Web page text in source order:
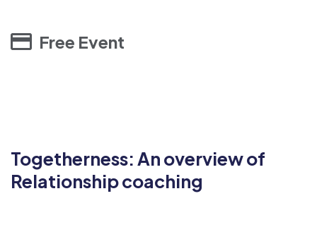
Free Event
Togetherness: An overview of
Relationship coaching